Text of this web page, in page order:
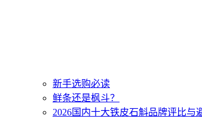
新手选购必读
鲜条还是枫斗？
2026国内十大铁皮石斛品牌评比与